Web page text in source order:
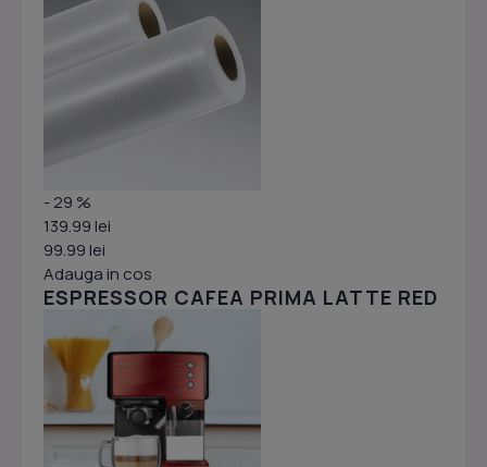
- 29 %
139.99 lei
99.99 lei
Adauga in cos
ESPRESSOR CAFEA PRIMA LATTE RED